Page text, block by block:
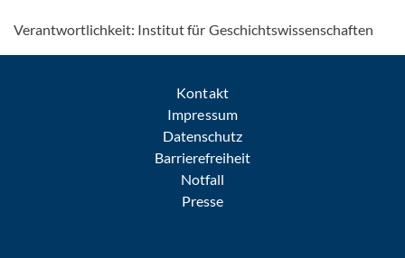
Verantwortlichkeit: Institut für Geschichtswissenschaften
Kontakt
Impressum
Datenschutz
Barrierefreiheit
Notfall
Presse